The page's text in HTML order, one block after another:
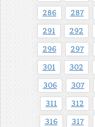
286 287
291 292
296 297
301 302
306 307
311 312
316 317